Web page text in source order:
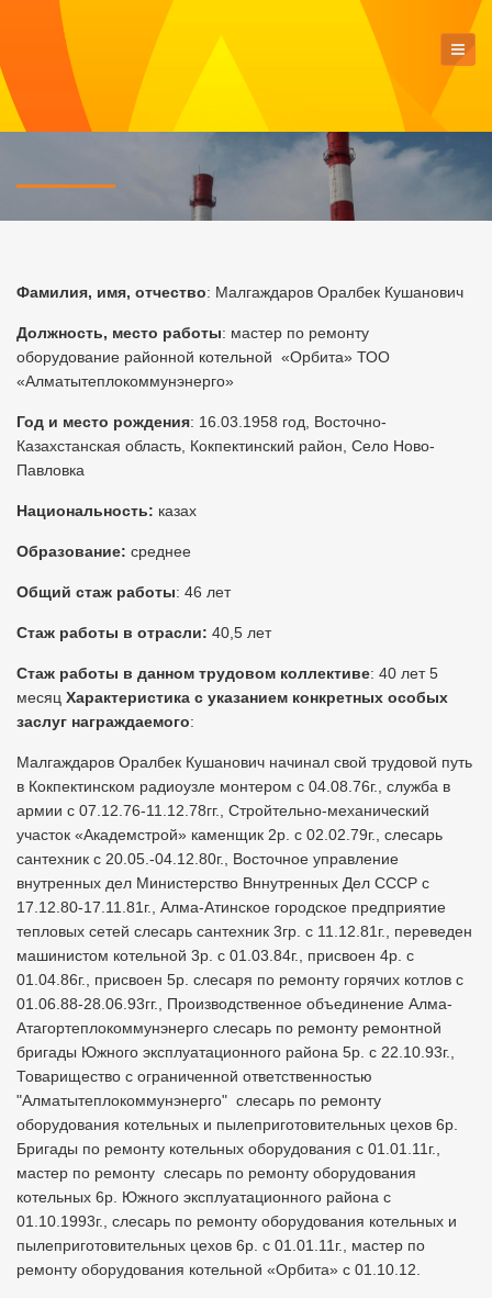
Фамилия, имя, отчество: Малгаждаров Оралбек Кушанович
Должность, место работы: мастер по ремонту
оборудование районной котельной «Орбита» ТОО
«Алматытеплокоммунэнерго»
Год и место рождения: 16.03.1958 год, Восточно-
Казахстанская область, Кокпектинский район, Село Ново-
Павловка
Национальность: казах
Образование: среднее
Общий стаж работы: 46 лет
Стаж работы в отрасли: 40,5 лет
Стаж работы в данном трудовом коллективе: 40 лет 5
месяц Характеристика с указанием конкретных особых
заслуг награждаемого:
Малгаждаров Оралбек Кушанович начинал свой трудовой путь
в Кокпектинском радиоузле монтером с 04.08.76г., служба в
армии с 07.12.76-11.12.78гг., Стройтельно-механический
участок «Академстрой» каменщик 2р. с 02.02.79г., слесарь
сантехник с 20.05.-04.12.80г., Восточное управление
внутренных дел Министерство Вннутренных Дел СССР с
17.12.80-17.11.81г., Алма-Атинское городское предприятие
тепловых сетей слесарь сантехник 3гр. с 11.12.81г., переведен
машинистом котельной 3р. с 01.03.84г., присвоен 4р. с
01.04.86г., присвоен 5р. слесаря по ремонту горячих котлов с
01.06.88-28.06.93гг., Производственное объединение Алма-
Атагортеплокоммунэнерго слесарь по ремонту ремонтной
бригады Южного эксплуатационного района 5р. с 22.10.93г.,
Товарищество с ограниченной ответственностью
"Алматытеплокоммунэнерго" слесарь по ремонту
оборудования котельных и пылеприготовительных цехов 6р.
Бригады по ремонту котельных оборудования с 01.01.11г.,
мастер по ремонту слесарь по ремонту оборудования
котельных 6р. Южного эксплуатационного района с
01.10.1993г., слесарь по ремонту оборудования котельных и
пылеприготовительных цехов 6р. с 01.01.11г., мастер по
ремонту оборудования котельной «Орбита» с 01.10.12.